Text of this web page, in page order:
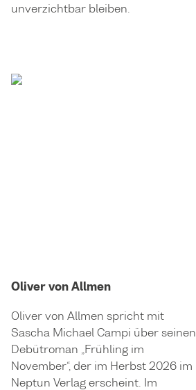
unverzichtbar bleiben.
Oliver von Allmen
Oliver von Allmen spricht mit
Sascha Michael Campi über seinen
Debütroman „Frühling im
November“, der im Herbst 2026 im
Neptun Verlag erscheint. Im